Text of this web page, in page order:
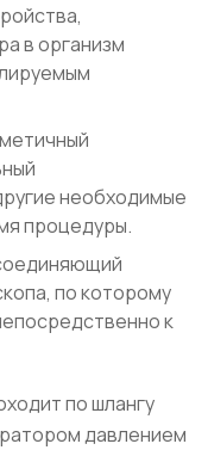
в организм
необходимые
процедуры.
по которому
к
по шлангу
давлением